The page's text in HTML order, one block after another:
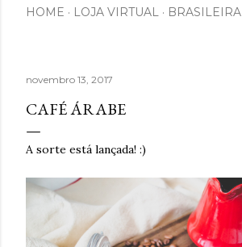
HOME LOJA VIRTUAL BRASILEIRA
novembro 13, 2017
CAFÉ ÁRABE
A sorte está lançada! :)